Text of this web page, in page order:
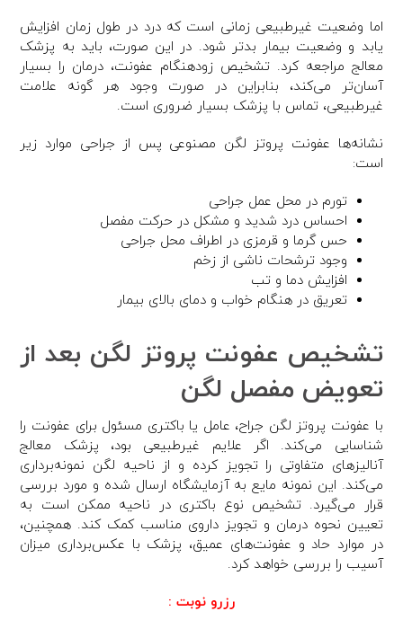
اما وضعیت غیرطبیعی زمانی است که درد در طول زمان افزایش
‌یابد و وضعیت بیمار بدتر ‌شود. در این صورت، باید به پزشک
معالج مراجعه کرد. تشخیص زودهنگام عفونت، درمان را بسیار
آسان‌تر می‌کند، بنابراین در صورت وجود هر گونه علامت
غیرطبیعی، تماس با پزشک بسیار ضروری است.
نشانه‌ها عفونت پروتز لگن مصنوعی پس از جراحی موارد زیر
است:
تورم در محل عمل جراحی
احساس درد شدید و مشکل در حرکت مفصل
حس گرما و قرمزی در اطراف محل جراحی
وجود ترشحات ناشی از زخم
افزایش دما و تب
تعریق در هنگام خواب و دمای بالای بیمار
تشخیص عفونت پروتز لگن بعد از
تعویض مفصل لگن
با عفونت پروتز لگن جراح، عامل یا باکتری مسئول برای عفونت را
شناسایی می‌کند. اگر علایم غیرطبیعی بود، پزشک معالج
آنالیزهای متفاوتی را تجویز کرده و از ناحیه لگن نمونه‌برداری
می‌کند. این نمونه مایع به آزمایشگاه ارسال شده و مورد بررسی
قرار می‌گیرد. تشخیص نوع باکتری در ناحیه ممکن است به
تعیین نحوه درمان و تجویز داروی مناسب کمک کند. همچنین،
در موارد حاد و عفونت‌های عمیق، پزشک با عکس‌برداری میزان
آسیب را بررسی خواهد کرد.
رزرو نوبت :